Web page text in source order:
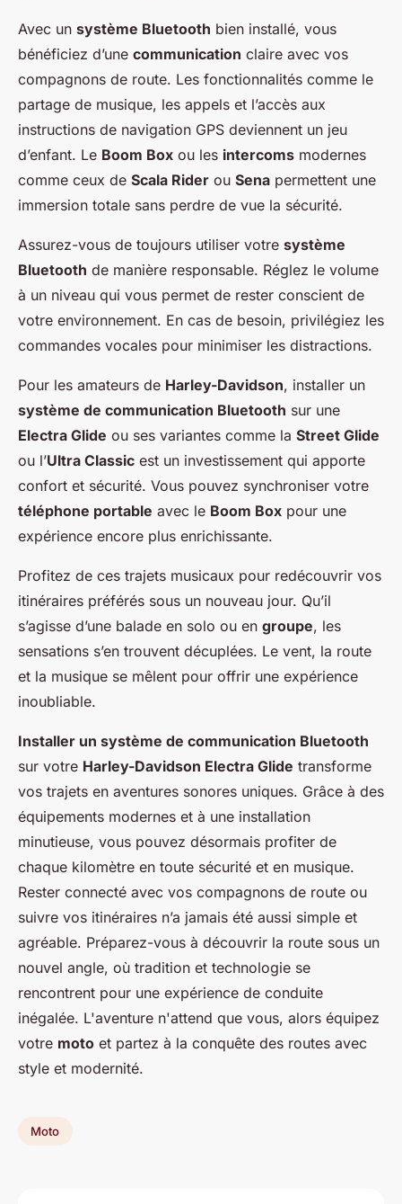
Avec un système Bluetooth bien installé, vous
bénéficiez d’une communication claire avec vos
compagnons de route. Les fonctionnalités comme le
partage de musique, les appels et l’accès aux
instructions de navigation GPS deviennent un jeu
d’enfant. Le Boom Box ou les intercoms modernes
comme ceux de Scala Rider ou Sena permettent une
immersion totale sans perdre de vue la sécurité.
Assurez-vous de toujours utiliser votre système
Bluetooth de manière responsable. Réglez le volume
à un niveau qui vous permet de rester conscient de
votre environnement. En cas de besoin, privilégiez les
commandes vocales pour minimiser les distractions.
Pour les amateurs de Harley-Davidson, installer un
système de communication Bluetooth sur une
Electra Glide ou ses variantes comme la Street Glide
ou l’Ultra Classic est un investissement qui apporte
confort et sécurité. Vous pouvez synchroniser votre
téléphone portable avec le Boom Box pour une
expérience encore plus enrichissante.
Profitez de ces trajets musicaux pour redécouvrir vos
itinéraires préférés sous un nouveau jour. Qu’il
s’agisse d’une balade en solo ou en groupe, les
sensations s’en trouvent décuplées. Le vent, la route
et la musique se mêlent pour offrir une expérience
inoubliable.
Installer un système de communication Bluetooth
sur votre Harley-Davidson Electra Glide transforme
vos trajets en aventures sonores uniques. Grâce à des
équipements modernes et à une installation
minutieuse, vous pouvez désormais profiter de
chaque kilomètre en toute sécurité et en musique.
Rester connecté avec vos compagnons de route ou
suivre vos itinéraires n’a jamais été aussi simple et
agréable. Préparez-vous à découvrir la route sous un
nouvel angle, où tradition et technologie se
rencontrent pour une expérience de conduite
inégalée. L'aventure n'attend que vous, alors équipez
votre moto et partez à la conquête des routes avec
style et modernité.
Moto